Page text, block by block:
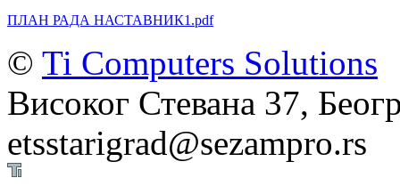
ПЛАН РАДА НАСТАВНИК1.pdf
© Ti Computers Solutions
Високог Стевана 37,
etsstarigrad@sezampro.rs